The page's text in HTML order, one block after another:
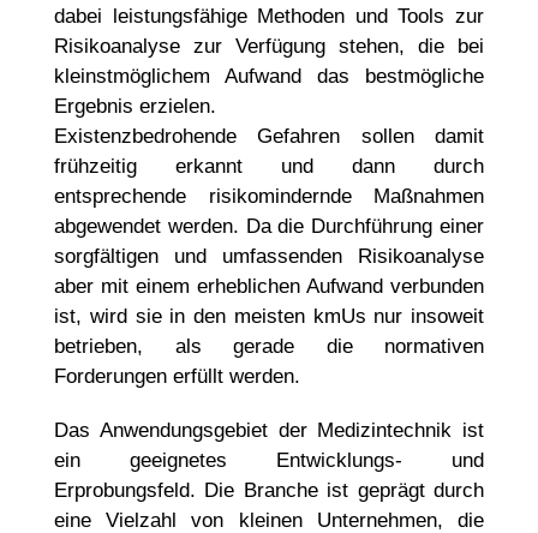
dabei leistungsfähige Methoden und Tools zur
Risikoanalyse zur Verfügung stehen, die bei
kleinstmöglichem Aufwand das bestmögliche
Ergebnis erzielen.
Existenzbedrohende Gefahren sollen damit
frühzeitig erkannt und dann durch
entsprechende risikomindernde Maßnahmen
abgewendet werden. Da die Durchführung einer
sorgfältigen und umfassenden Risikoanalyse
aber mit einem erheblichen Aufwand verbunden
ist, wird sie in den meisten kmUs nur insoweit
betrieben, als gerade die normativen
Forderungen erfüllt werden.
Das Anwendungsgebiet der Medizintechnik ist
ein geeignetes Entwicklungs- und
Erprobungsfeld. Die Branche ist geprägt durch
eine Vielzahl von kleinen Unternehmen, die